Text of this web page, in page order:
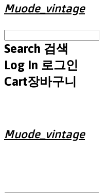
Muode_vintage
Search 검색
Log In 로그인
Cart장바구니
Muode_vintage